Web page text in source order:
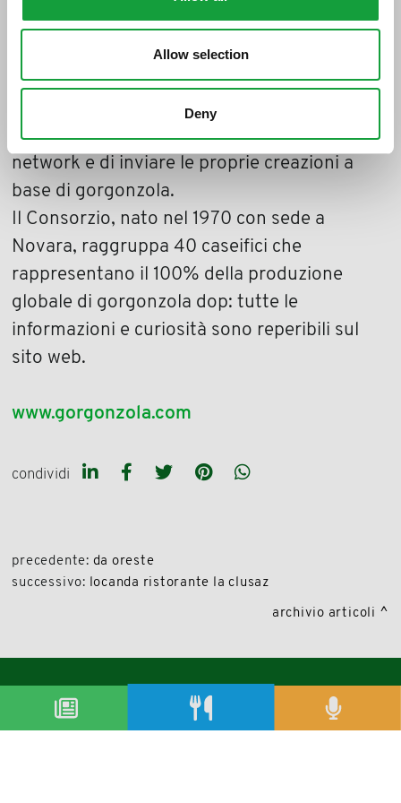
Allow selection
Deny
abbinamenti più originali.
Disponibile in italiano, inglese, francese,
tedesco e spagnolo, il sito offre la possibilità
di segnalare le pagine sui principali social
network e di inviare le proprie creazioni a
base di gorgonzola.
Il Consorzio, nato nel 1970 con sede a
Novara, raggruppa 40 caseifici che
rappresentano il 100% della produzione
globale di gorgonzola dop: tutte le
informazioni e curiosità sono reperibili sul
sito web.
www.gorgonzola.com
condividi
precedente: da oreste
successivo: locanda ristorante la clusaz
archivio articoli